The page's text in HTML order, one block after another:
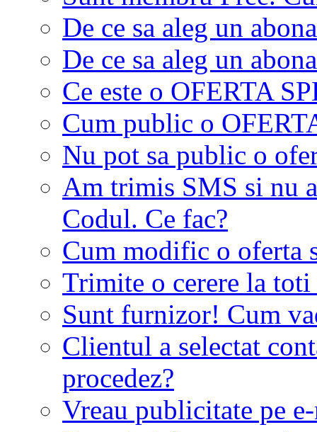
De ce sa aleg un
De ce sa aleg un
Ce este o OFERTA
Cum public o
Nu pot sa public o
Am trimis SMS si nu
Codul. Ce fac?
Cum modific o oferta
Trimite o cerere la
Sunt furnizor! Cum
Clientul a selectat
procedez?
Vreau publicitate pe